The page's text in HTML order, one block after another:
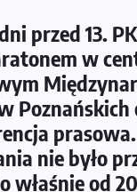
przed 13.
w
Poznańskich
nie było
właśnie od